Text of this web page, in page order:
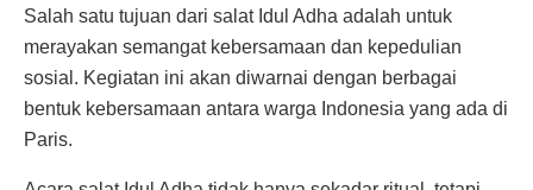
Salah satu tujuan dari salat Idul Adha adalah untuk
merayakan semangat kebersamaan dan kepedulian
sosial. Kegiatan ini akan diwarnai dengan berbagai
bentuk kebersamaan antara warga Indonesia yang ada di
Paris.